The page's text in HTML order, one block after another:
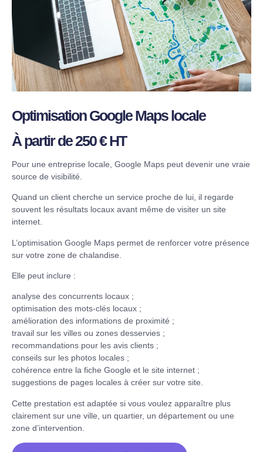
Optimisation Google Maps locale
À partir de 250 € HT
Pour une entreprise locale, Google Maps peut devenir une vraie
source de visibilité.
Quand un client cherche un service proche de lui, il regarde
souvent les résultats locaux avant même de visiter un site
internet.
L’optimisation Google Maps permet de renforcer votre présence
sur votre zone de chalandise.
Elle peut inclure :
analyse des concurrents locaux ;
optimisation des mots-clés locaux ;
amélioration des informations de proximité ;
travail sur les villes ou zones desservies ;
recommandations pour les avis clients ;
conseils sur les photos locales ;
cohérence entre la fiche Google et le site internet ;
suggestions de pages locales à créer sur votre site.
Cette prestation est adaptée si vous voulez apparaître plus
clairement sur une ville, un quartier, un département ou une
zone d’intervention.